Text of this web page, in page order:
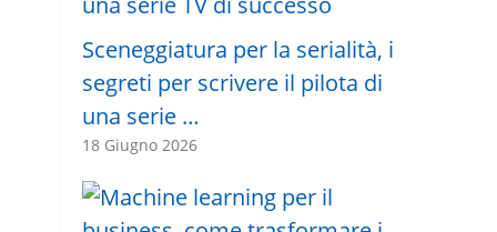
Sceneggiatura per la serialità, i
segreti per scrivere il pilota di
una serie …
18 Giugno 2026